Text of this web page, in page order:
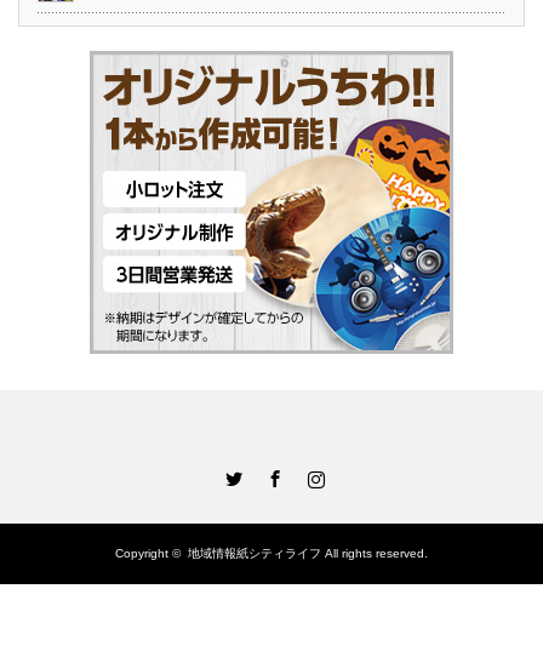
Copyright © 地域情報紙シティライフ All rights reserved.